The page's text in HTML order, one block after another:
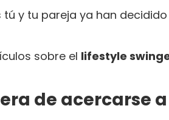
tú y tu pareja ya han
sobre el lifestyle
de acercarse